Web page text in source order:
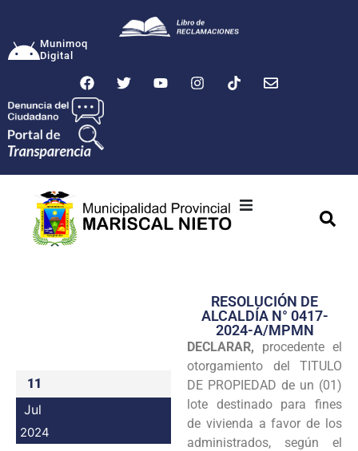
Munimoq
Digital
Transparencia
Seguridad
Programas
Intranet
11
Jul
2024
RESOLUCIÓN DE
ALCALDÍA N° 0417-
2024-A/MPMN
DECLARAR, procedente el
otorgamiento del TITULO
DE PROPIEDAD de un (01)
lote destinado para fines
de vivienda a favor de los
administrados, según el